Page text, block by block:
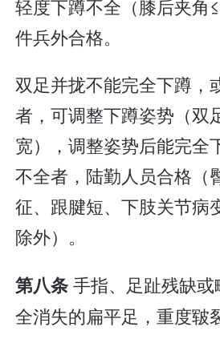
轻度下蹲不全（膝后夹角
件兵外合格。
双足并拢不能完全下蹲，
者，可调整下蹲姿势（双
宽），调整姿势后能完全
不全者，陆勤人员合格（
征、跟腱短、下肢关节病
除外）。
第八条手指、足趾残缺
全消失的扁平足，重度皲